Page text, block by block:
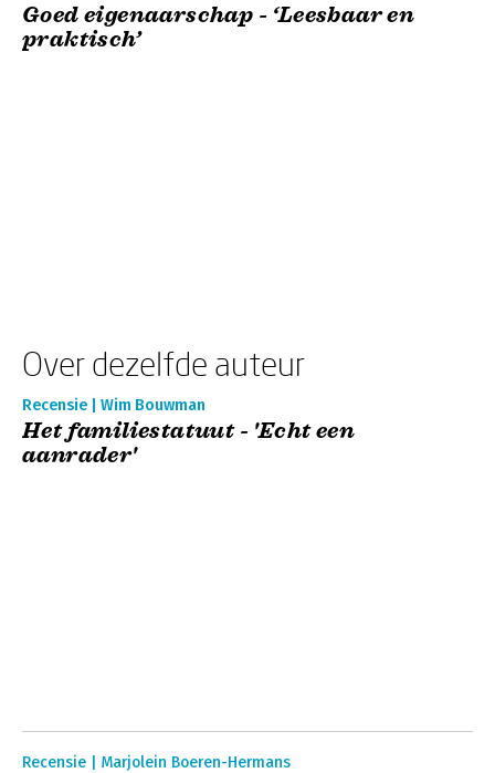
Goed eigenaarschap - ‘Leesbaar en
praktisch’
Over dezelfde auteur
Recensie | Wim Bouwman
Het familiestatuut - 'Echt een
aanrader'
Recensie | Marjolein Boeren-Hermans